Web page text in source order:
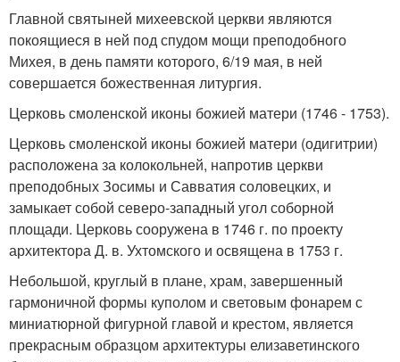
Главной святыней михеевской церкви являются
покоящиеся в ней под спудом мощи преподобного
Михея, в день памяти которого, 6/19 мая, в ней
совершается божественная литургия.
Церковь смоленской иконы божией матери (1746 - 1753).
Церковь смоленской иконы божией матери (одигитрии)
расположена за колокольней, напротив церкви
преподобных Зосимы и Савватия соловецких, и
замыкает собой северо-западный угол соборной
площади. Церковь сооружена в 1746 г. по проекту
архитектора Д. в. Ухтомского и освящена в 1753 г.
Небольшой, круглый в плане, храм, завершенный
гармоничной формы куполом и световым фонарем с
миниатюрной фигурной главой и крестом, является
прекрасным образцом архитектуры елизаветинского